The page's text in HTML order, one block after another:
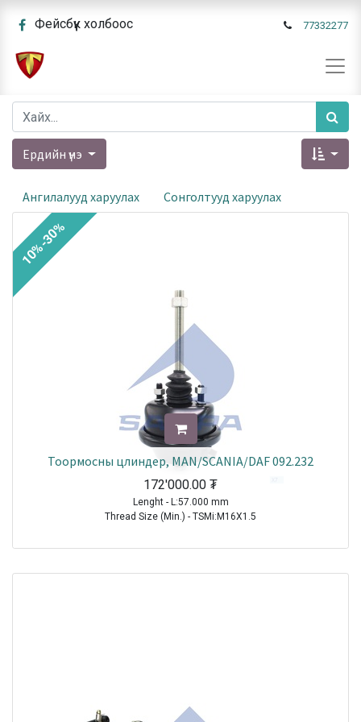
Фейсбүүк холбоос 77332277
Ердийн үнэ
Ангилалууд харуулах Сонголтууд харуулах
Тоормосны цлиндер, MAN/SCANIA/DAF 092.232
172'000.00 ₮
Lenght - L:57.000 mm
Thread Size (Min.) - TSMi:M16X1.5
TRAILER|BPW|Other Axle Series|1970-2021
TRUCK|MAN|Other Truck Series|1970-2021
10%-30%